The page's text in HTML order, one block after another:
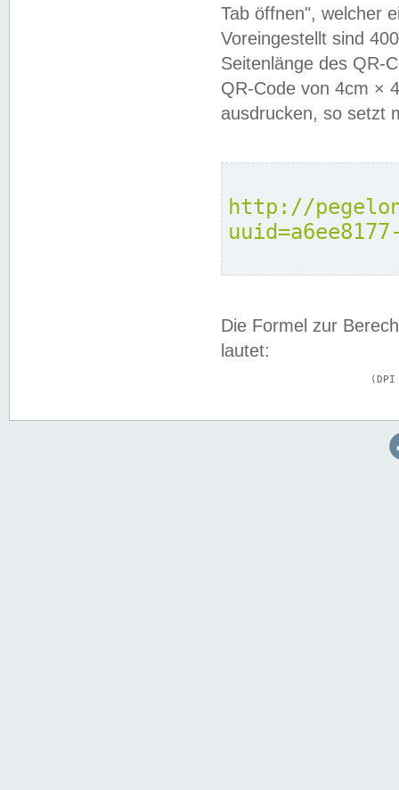
Tab öffnen", welcher
Voreingestellt sind
Seitenlänge des QR-
QR-Code von 4cm ×
ausdrucken, so setzt
http://
Die Formel zur
lautet: